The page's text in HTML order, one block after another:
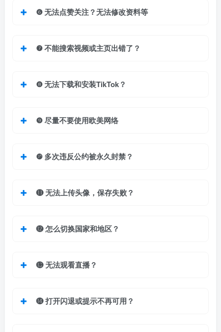
❻ 无法点赞关注？无法修改资料等
❼不能搜索视频或主页出错了？
❽ 无法下载和安装TikTok？
❾ 尽量不要使用欧美网络
❿ 多次违反公约被永久封禁？
⓫无法上传头像，保存失败？
⓬怎么切换国家和地区？
⓭ 无法观看直播？
⓮打开闪退或提示不再可用？